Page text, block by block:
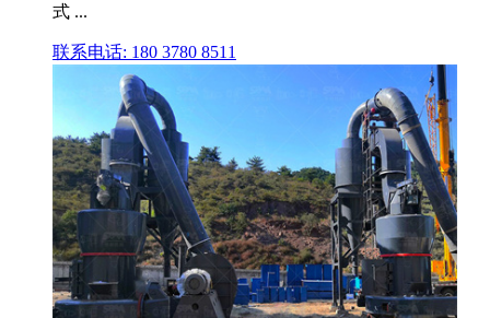
式 ...
联系电话: 180 3780 8511